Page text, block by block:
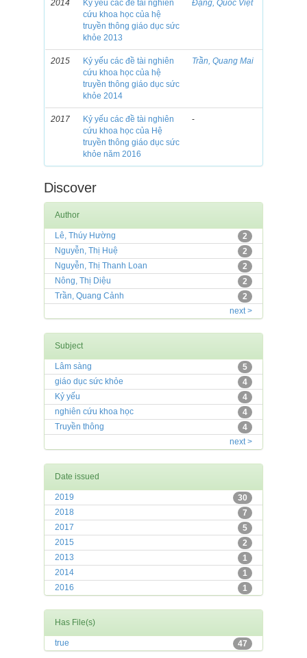
2014
Kỷ yếu các đề tài nghiên
cứu khoa học của hệ
truyền thông giáo dục sức
khỏe 2013
Đặng, Quốc Việt
2015
Kỷ yếu các đề tài nghiên
cứu khoa học của hệ
truyền thông giáo dục sức
khỏe 2014
Trần, Quang Mai
2017
Kỷ yếu các đề tài nghiên
cứu khoa học của Hệ
truyền thông giáo dục sức
khỏe năm 2016
-
Discover
Author
2
Lê, Thúy Hường
2
Nguyễn, Thị Huệ
2
Nguyễn, Thị Thanh Loan
2
Nông, Thị Diệu
2
Trần, Quang Cảnh
next >
Subject
5
Lâm sàng
4
giáo dục sức khỏe
4
Kỷ yếu
4
nghiên cứu khoa học
4
Truyền thông
next >
Date issued
30
2019
7
2018
5
2017
2
2015
1
2013
1
2014
1
2016
Has File(s)
47
true